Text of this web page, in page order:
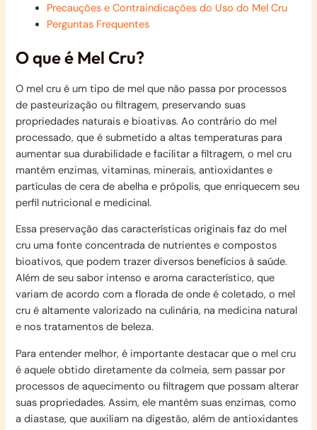
Precauções e Contraindicações do Uso do Mel Cru
Perguntas Frequentes
O que é Mel Cru?
O mel cru é um tipo de mel que não passa por processos
de pasteurização ou filtragem, preservando suas
propriedades naturais e bioativas. Ao contrário do mel
processado, que é submetido a altas temperaturas para
aumentar sua durabilidade e facilitar a filtragem, o mel cru
mantém enzimas, vitaminas, minerais, antioxidantes e
partículas de cera de abelha e própolis, que enriquecem seu
perfil nutricional e medicinal.
Essa preservação das características originais faz do mel
cru uma fonte concentrada de nutrientes e compostos
bioativos, que podem trazer diversos benefícios à saúde.
Além de seu sabor intenso e aroma característico, que
variam de acordo com a florada de onde é coletado, o mel
cru é altamente valorizado na culinária, na medicina natural
e nos tratamentos de beleza.
Para entender melhor, é importante destacar que o mel cru
é aquele obtido diretamente da colmeia, sem passar por
processos de aquecimento ou filtragem que possam alterar
suas propriedades. Assim, ele mantém suas enzimas, como
a diastase, que auxiliam na digestão, além de antioxidantes